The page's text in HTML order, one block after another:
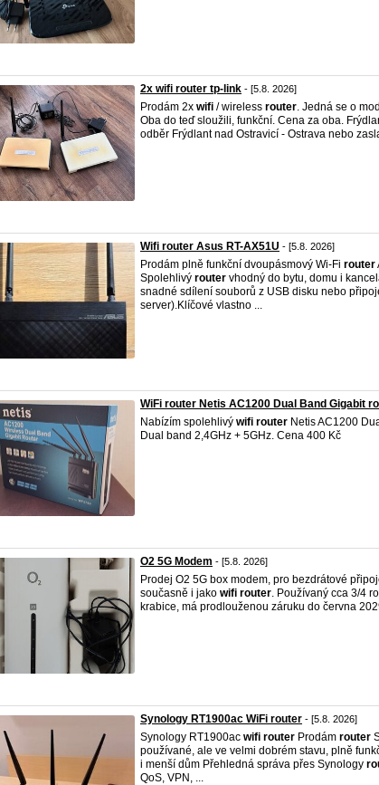
2x wifi router tp-link - [5.8. 2026]
Prodám 2x wifi / wireless router. Jedná se o
Oba do teď sloužili, funkční. Cena za oba.
odběr Frýdlant nad Ostravicí - Ostrava nebo
Wifi router Asus RT-AX51U - [5.8. 2026]
Prodám plně funkční dvoupásmový Wi-Fi router
Spolehlivý router vhodný do bytu, domu i
snadné sdílení souborů z USB disku nebo
server). ​Klíčové vlastno ...
WiFi router Netis AC1200 Dual Band Gigabit
Nabízím spolehlivý wifi router Netis AC1200
Dual band 2,4GHz + 5GHz. Cena 400 Kč
O2 5G Modem - [5.8. 2026]
Prodej O2 5G box modem, pro bezdrátové
současně i jako wifi router. Používaný cca 3/4
krabice, má prodlouženou záruku do června
Synology RT1900ac WiFi router - [5.8. 2026]
Synology RT1900ac wifi router Prodám router
používané, ale ve velmi dobrém stavu, plně
i menší dům Přehledná správa přes Synology
QoS, VPN, ...